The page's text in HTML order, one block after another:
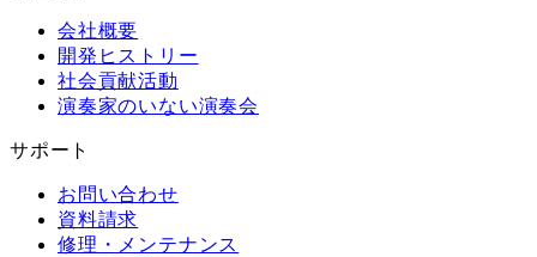
会社概要
開発ヒストリー
社会貢献活動
演奏家のいない演奏会
サポート
お問い合わせ
資料請求
修理・メンテナンス